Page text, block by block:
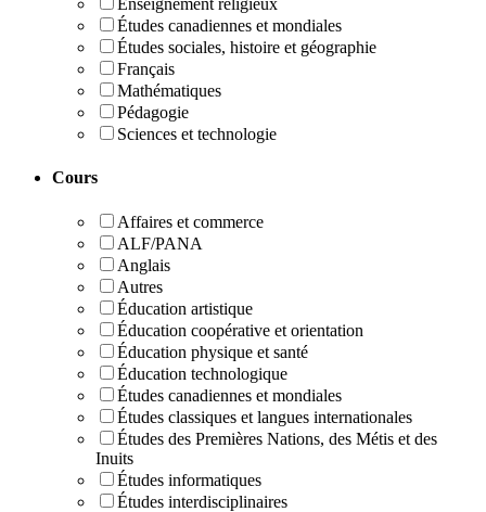
Enseignement religieux
Études canadiennes et mondiales
Études sociales, histoire et géographie
Français
Mathématiques
Pédagogie
Sciences et technologie
Cours
Affaires et commerce
ALF/PANA
Anglais
Autres
Éducation artistique
Éducation coopérative et orientation
Éducation physique et santé
Éducation technologique
Études canadiennes et mondiales
Études classiques et langues internationales
Études des Premières Nations, des Métis et des
Inuits
Études informatiques
Études interdisciplinaires